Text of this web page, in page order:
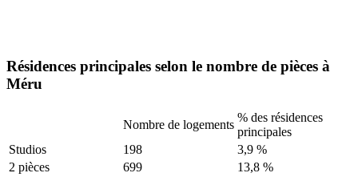
Résidences principales selon le nombre de pièces à
Méru
Nombre de logements
% des résidences
principales
Studios
198
3,9 %
2 pièces
699
13,8 %